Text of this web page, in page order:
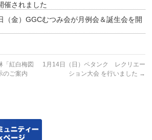
催されました
（金）GGCむつみ会が月例会＆誕生会を開
「紅白梅図
のご案内
1月14日（日）ペタンク レクリエー
ション大会 を行いました →